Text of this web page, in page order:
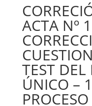
ACTA Nº
TEST DEL
ÚNICO –